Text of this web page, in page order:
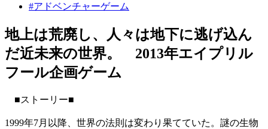
#アドベンチャーゲーム
地上は荒廃し、人々は地下に逃げ込ん
だ近未来の世界。 2013年エイプリル
フール企画ゲーム
■ストーリー■
1999年7月以降、世界の法則は変わり果てていた。謎の生物